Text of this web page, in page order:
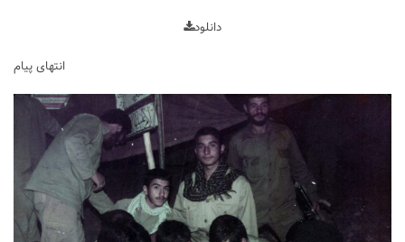
دانلود
انتهای پیام